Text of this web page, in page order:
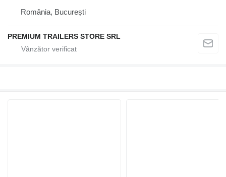
România, București
PREMIUM TRAILERS STORE SRL